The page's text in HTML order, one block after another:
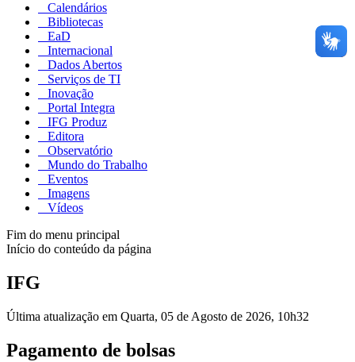
Calendários
Bibliotecas
EaD
Internacional
Dados Abertos
Serviços de TI
Inovação
Portal Integra
IFG Produz
Editora
Observatório
Mundo do Trabalho
Eventos
Imagens
Vídeos
Fim do menu principal
Início do conteúdo da página
IFG
Última atualização em Quarta, 05 de Agosto de 2026, 10h32
Pagamento de bolsas